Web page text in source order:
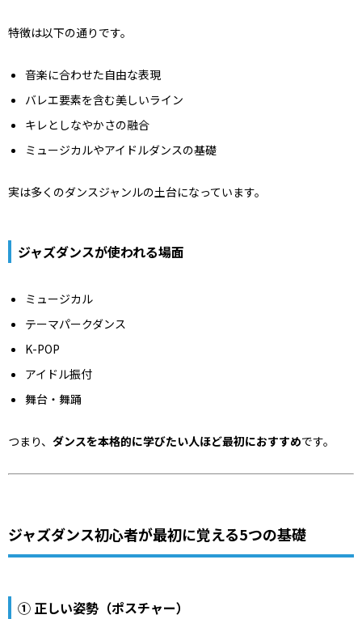
特徴は以下の通りです。
音楽に合わせた自由な表現
バレエ要素を含む美しいライン
キレとしなやかさの融合
ミュージカルやアイドルダンスの基礎
実は多くのダンスジャンルの土台になっています。
ジャズダンスが使われる場面
ミュージカル
テーマパークダンス
K-POP
アイドル振付
舞台・舞踊
つまり、 ダンスを本格的に学びたい人ほど最初におすすめです。
ジャズダンス初心者が最初に覚える5つの基礎
① 正しい姿勢（ポスチャー）